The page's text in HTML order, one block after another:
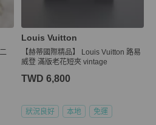
Louis Vuitton
【赫蒂國際精品】 Louis Vuitton 路易
威登 滿版老花短夾 vintage
TWD 6,800
狀況良好 本地 免運